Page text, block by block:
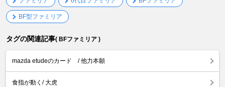
BF型ファミリア
タグの関連記事( BFファミリア )
mazda etudeのカード / 他力本願
食指が動く/ 大虎